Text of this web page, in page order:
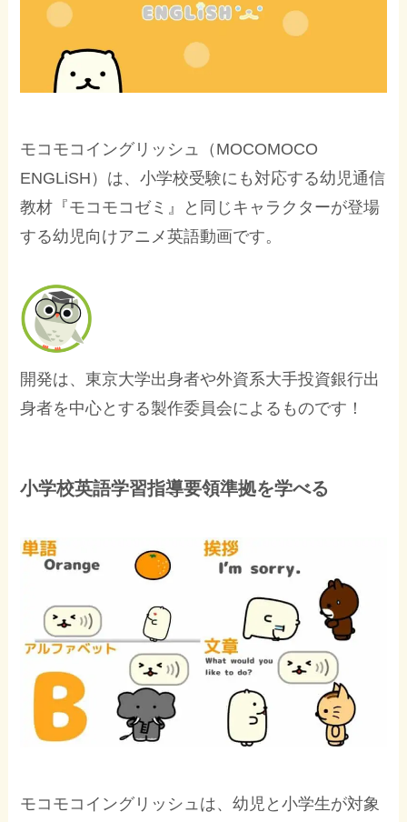
モコモコイングリッシュ（MOCOMOCO
ENGLiSH）は、小学校受験にも対応する幼児通信
教材『モコモコゼミ』と同じキャラクターが登場
する幼児向けアニメ英語動画です。
開発は、東京大学出身者や外資系大手投資銀行出
身者を中心とする製作委員会によるものです！
小学校英語学習指導要領準拠を学べる
モコモコイングリッシュは、幼児と小学生が対象